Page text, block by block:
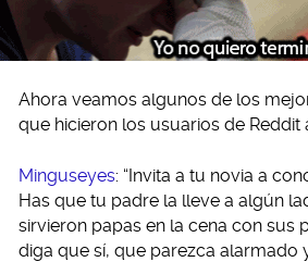
Ahora veamos algunos de los
que hicieron los usuarios de Reddit
Minguseyes: “Invita a tu novia a
Has que tu padre la lleve a algún
sirvieron papas en la cena con sus
diga que sí, que parezca alarmado